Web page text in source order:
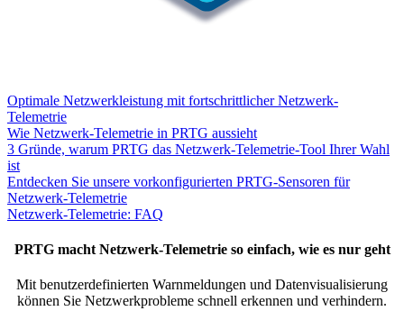
Optimale Netzwerkleistung mit fortschrittlicher Netzwerk-
Telemetrie
Wie Netzwerk-Telemetrie in PRTG aussieht
3 Gründe, warum PRTG das Netzwerk-Telemetrie-Tool Ihrer Wahl
ist
Entdecken Sie unsere vorkonfigurierten PRTG-Sensoren für
Netzwerk-Telemetrie
Netzwerk-Telemetrie: FAQ
PRTG macht Netzwerk-Telemetrie so einfach, wie es nur geht
Mit benutzerdefinierten Warnmeldungen und Datenvisualisierung
können Sie Netzwerkprobleme schnell erkennen und verhindern.